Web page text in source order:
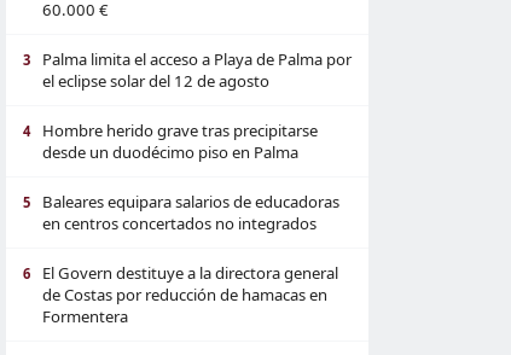
60.000 €
3
Palma limita el acceso a Playa de Palma por
el eclipse solar del 12 de agosto
4
Hombre herido grave tras precipitarse
desde un duodécimo piso en Palma
5
Baleares equipara salarios de educadoras
en centros concertados no integrados
6
El Govern destituye a la directora general
de Costas por reducción de hamacas en
Formentera